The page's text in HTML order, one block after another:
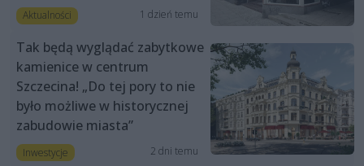
Aktualności 1 dzień temu
Tak będą wyglądać zabytkowe
kamienice w centrum
Szczecina! „Do tej pory to nie
było możliwe w historycznej
zabudowie miasta”
Inwestycje 2 dni temu